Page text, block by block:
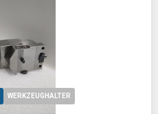
WERKZEUGHALTER